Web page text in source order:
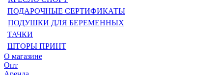
ПОДАРОЧНЫЕ СЕРТИФИКАТЫ
ПОДУШКИ ДЛЯ БЕРЕМЕННЫХ
ТАЧКИ
ШТОРЫ ПРИНТ
О магазине
Опт